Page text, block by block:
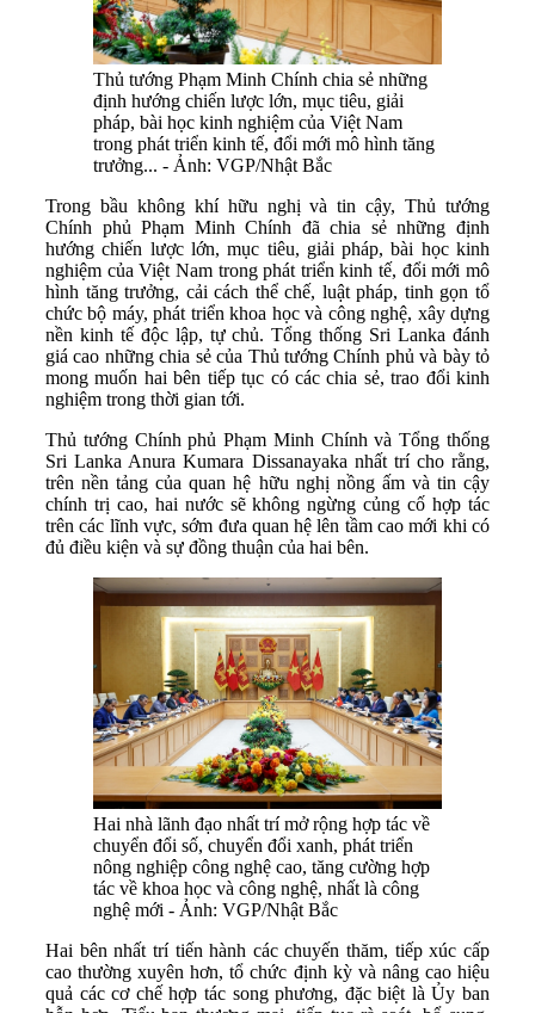
Thủ tướng Phạm Minh Chính chia sẻ những
định hướng chiến lược lớn, mục tiêu, giải
pháp, bài học kinh nghiệm của Việt Nam
trong phát triển kinh tế, đổi mới mô hình tăng
trưởng... - Ảnh: VGP/Nhật Bắc
Trong bầu không khí hữu nghị và tin cậy, Thủ tướng
Chính phủ Phạm Minh Chính đã chia sẻ những định
hướng chiến lược lớn, mục tiêu, giải pháp, bài học kinh
nghiệm của Việt Nam trong phát triển kinh tế, đổi mới mô
hình tăng trưởng, cải cách thể chế, luật pháp, tinh gọn tổ
chức bộ máy, phát triển khoa học và công nghệ, xây dựng
nền kinh tế độc lập, tự chủ. Tổng thống Sri Lanka đánh
giá cao những chia sẻ của Thủ tướng Chính phủ và bày tỏ
mong muốn hai bên tiếp tục có các chia sẻ, trao đổi kinh
nghiệm trong thời gian tới.
Thủ tướng Chính phủ Phạm Minh Chính và Tổng thống
Sri Lanka Anura Kumara Dissanayaka nhất trí cho rằng,
trên nền tảng của quan hệ hữu nghị nồng ấm và tin cậy
chính trị cao, hai nước sẽ không ngừng củng cố hợp tác
trên các lĩnh vực, sớm đưa quan hệ lên tầm cao mới khi có
đủ điều kiện và sự đồng thuận của hai bên.
Hai nhà lãnh đạo nhất trí mở rộng hợp tác về
chuyển đổi số, chuyển đổi xanh, phát triển
nông nghiệp công nghệ cao, tăng cường hợp
tác về khoa học và công nghệ, nhất là công
nghệ mới - Ảnh: VGP/Nhật Bắc
Hai bên nhất trí tiến hành các chuyến thăm, tiếp xúc cấp
cao thường xuyên hơn, tổ chức định kỳ và nâng cao hiệu
quả các cơ chế hợp tác song phương, đặc biệt là Ủy ban